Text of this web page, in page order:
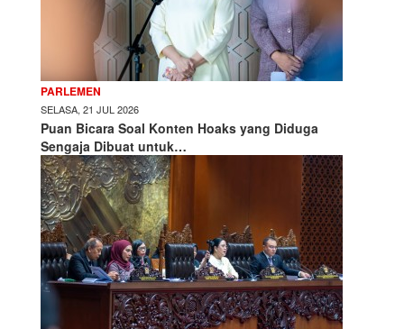
PARLEMEN
SELASA, 21 JUL 2026
Puan Bicara Soal Konten Hoaks yang Diduga
Sengaja Dibuat untuk…